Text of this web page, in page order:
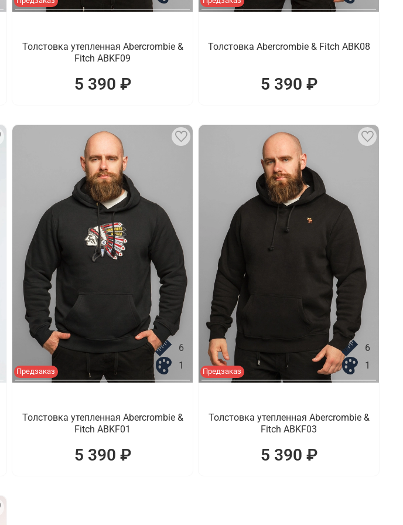
Толстовка утепленная Abercrombie &
Fitch ABKF09
5 390 ₽
Толстовка Abercrombie & Fitch ABK08
5 390 ₽
Предзаказ
6
1
Толстовка утепленная Abercrombie &
Fitch ABKF01
5 390 ₽
Предзаказ
6
1
Толстовка утепленная Abercrombie &
Fitch ABKF03
5 390 ₽